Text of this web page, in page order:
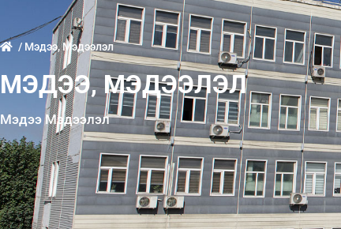
/ Мэдээ, Мэдээлэл
МЭДЭЭ, МЭДЭЭЛЭЛ
Мэдээ Мэдээлэл